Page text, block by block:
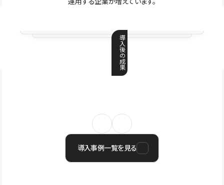
導
入
後
の
成
果
導入事例一覧を見る